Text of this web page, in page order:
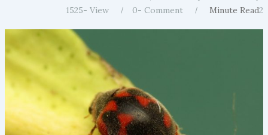
2
Minute Read
0 Comment -
1525 View -